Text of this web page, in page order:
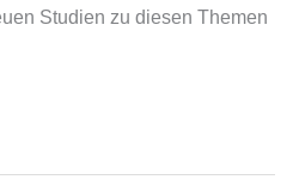
Studien zu diesen Themen